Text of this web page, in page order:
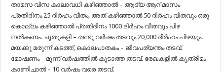
താമസ വിസ കാലാവധി കഴിഞ്ഞാല്‍ – ആദ്യ ആറ് മാസം
പ്രതിദിനം 25 ദിര്‍ഹം വീതം, അത് കഴിഞ്ഞാല്‍ 50 ദിര്‍ഹം വീതവും ഒരു
കൊല്ലം കഴിഞ്ഞാല്‍ പ്രതിദിനം 1000 ദിര്‍ഹം വീതവും പിഴ
നല്‍കണം. ചൂതുകളി – രണ്ടു വര്‍ഷം തടവും 20,000 ദിര്‍ഹം പിഴയും.
മയക്കു മരുന്ന് കടത്ത്, കൊലപാതകം – ജീവപര്യന്തം തടവ്.
മോഷണം – മൂന്ന് വര്‍ഷത്തില്‍ കൂടാത്ത തടവ്. രേഖകളില്‍ കൃത്രിമം
കാണിച്ചാല്‍ – 10 വര്‍ഷം വരെ തടവ്.